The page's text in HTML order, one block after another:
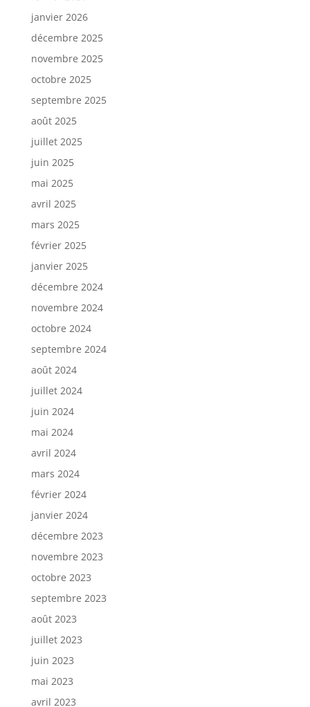
janvier 2026
décembre 2025
novembre 2025
octobre 2025
septembre 2025
août 2025
juillet 2025
juin 2025
mai 2025
avril 2025
mars 2025
février 2025
janvier 2025
décembre 2024
novembre 2024
octobre 2024
septembre 2024
août 2024
juillet 2024
juin 2024
mai 2024
avril 2024
mars 2024
février 2024
janvier 2024
décembre 2023
novembre 2023
octobre 2023
septembre 2023
août 2023
juillet 2023
juin 2023
mai 2023
avril 2023